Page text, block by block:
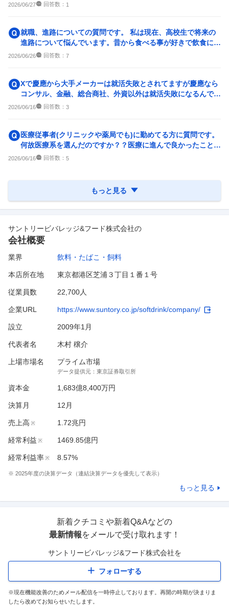
2026/06/27 回答数： 1
就職、進路についての質問です。 私は現在、高校生で将来の
進路について悩んでいます。昔から食べる事が好きで飲食に関
わられる仕事の企画をし...
2026/06/26 回答数： 7
Xで慶應から大手メーカーは就活失敗とされてますが慶應なら
コンサル、金融、総合商社、外資以外は就活失敗になるんです
か？ 大手は当たり前で...
2026/06/16 回答数： 3
医療従事者(クリニックや薬局でも)に勤めてる方に質問です。
何故医療系を選んだのですか？？医療に進んで良かったこと、
後悔したことはありま...
2026/06/16 回答数： 5
もっと見る
サントリービバレッジ&フード株式会社の
会社概要
業界 飲料・たばこ・飼料
本店所在地 東京都港区芝浦３丁目１番１号
従業員数 22,700人
企業URL https://www.suntory.co.jp/softdrink/company/
設立 2009年1月
代表者名 木村 穣介
上場市場名 プライム市場
データ提供元： 東京証券取引所
資本金 1,683億8,400万円
決算月 12 月
売上高 ※ 1.72兆円
経常利益 ※ 1469.85億円
経常利益率※ 8.57%
※ 2025年度の決算データ（連結決算データを優先して表示）
もっと見る
新着クチコミや新着Q&Aなどの
最新情報をメールで受け取れます！
サントリービバレッジ&フード株式会社を
フォローする
※現在機能改善のためメール配信を一時停止しております。再開の時期が決まりま
したら改めてお知らせいたします。